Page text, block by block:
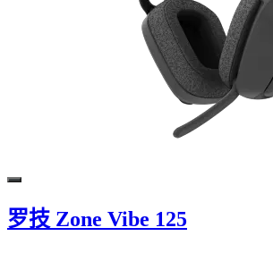
罗技 Zone Vibe 125